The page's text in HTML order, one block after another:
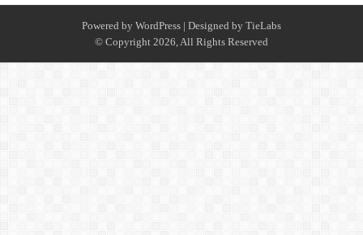
Powered by WordPress | Designed by TieLabs
© Copyright 2026, All Rights Reserved